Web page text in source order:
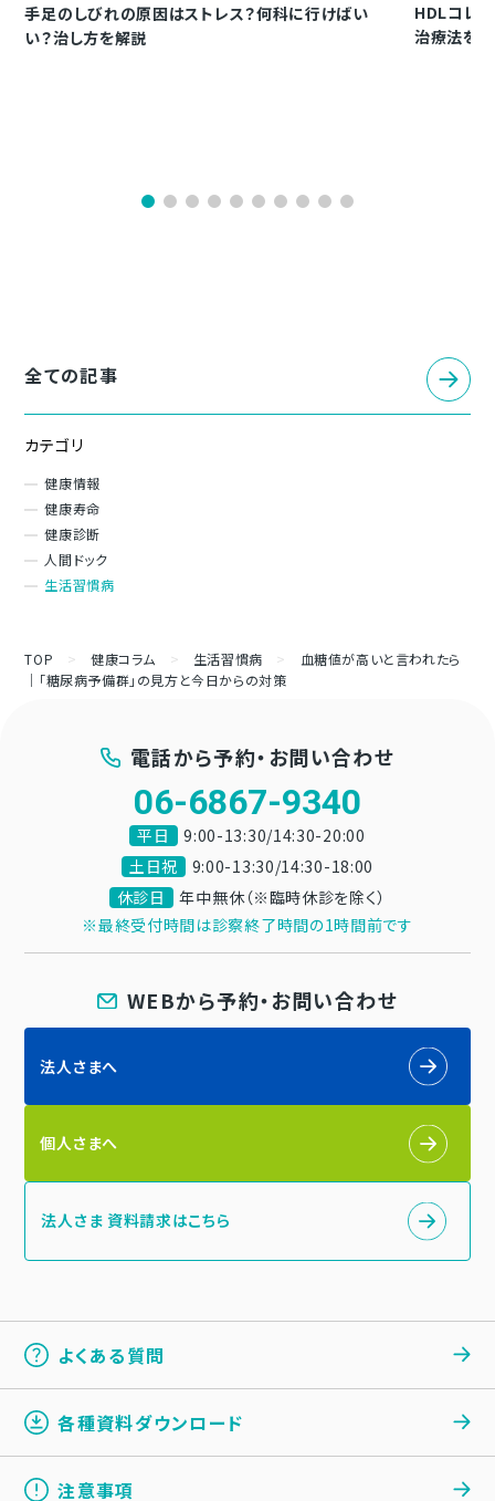
全ての記事
カテゴリ
健康情報
健康寿命
健康診断
人間ドック
生活習慣病
手足のしびれの原因はストレス？何科に行けばい
い？治し方を解説
HDLコレ
治療法を
TOP >健康コラム > 生活習慣病 > 血糖値が高いと言われたら
｜「糖尿病予備群」の見方と今日からの対策
電話から予約・お問い合わせ
06-6867-9340
平日
9:00-13:30/14:30-20:00
土日祝
9:00-13:30/14:30-18:00
休診日
年中無休（※臨時休診を除く）
※最終受付時間は診察終了時間の1時間前です
WEBから予約・お問い合わせ
法人さまへ
個人さまへ
法人さま 資料請求はこちら
よくある質問
各種資料ダウンロード
注意事項